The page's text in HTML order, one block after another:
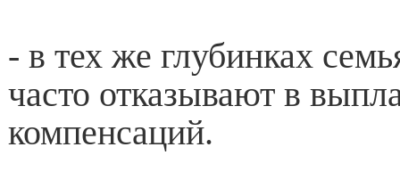
- в тех же глубинках
часто отказывают в
компенсаций.